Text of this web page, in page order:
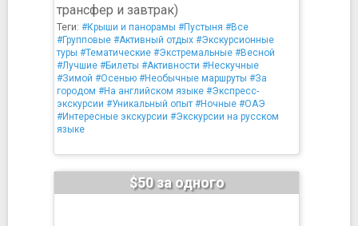
трансфер и завтрак)
Теги: #Крыши и панорамы #Пустыня #Все
#Групповые #Активный отдых #Экскурсионные
туры #Тематические #Экстремальные #Весной
#Лучшие #Билеты #Активности #Нескучные
#Зимой #Осенью #Необычные маршруты #За
городом #На английском языке #Экспресс-
экскурсии #Уникальный опыт #Ночные #ОАЭ
#Интересные экскурсии #Экскурсии на русском
языке
$50 за одного